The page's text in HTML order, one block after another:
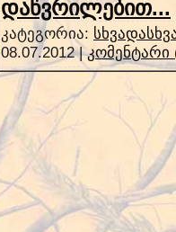
დაწვრილებით...
კატეგორია:
08.07.2012|კომენტარი